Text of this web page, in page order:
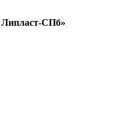
Липласт-СПб»